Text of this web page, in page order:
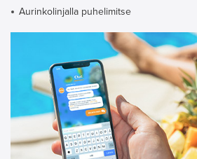
Aurinkolinjalla puhelimitse